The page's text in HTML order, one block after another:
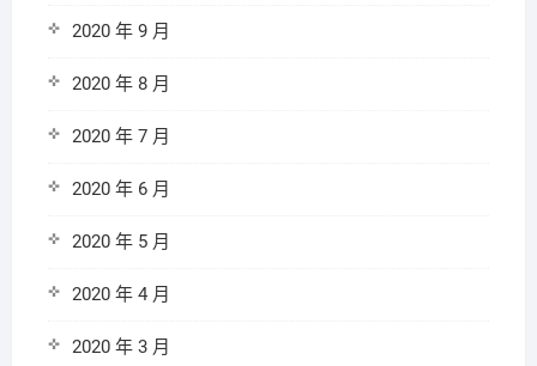
2020 年 9 月
2020 年 8 月
2020 年 7 月
2020 年 6 月
2020 年 5 月
2020 年 4 月
2020 年 3 月